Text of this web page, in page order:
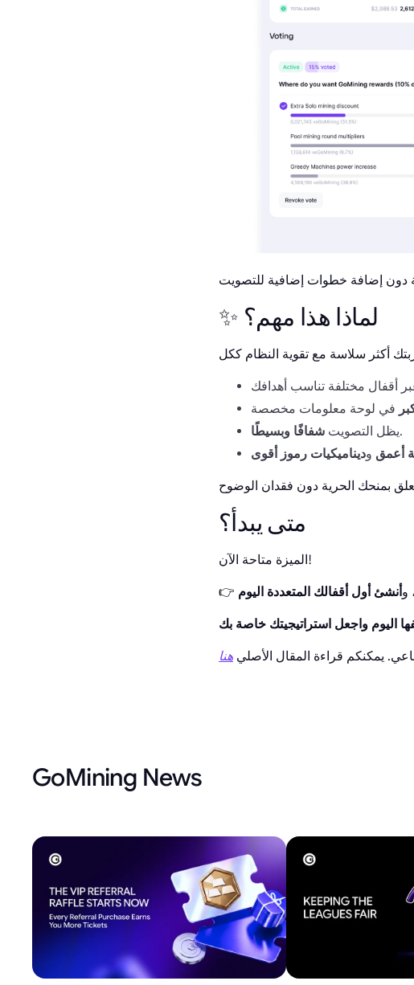
✨ لماذا هذا مهم؟
يظل التصويت شفافًا وبسيطًا
.
أعمق وديناميكيات رموز أقوى
متى يبدأ؟
الميزة متاحة الآن!
وأنشئ أول أقفالك المتعددة اليوم
يمكنكم قراءة المقال الأصلي هنا
GoMining News